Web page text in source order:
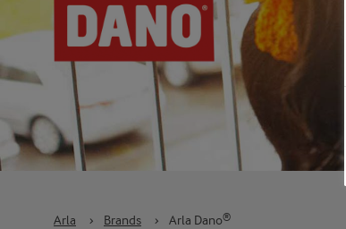
Arla › Brands › Arla Dano®